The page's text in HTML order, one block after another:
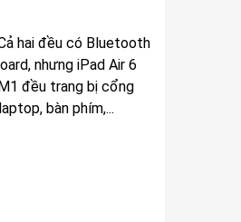
hai đều có Bluetooth
nhưng iPad Air 6
đều trang bị cổng
bàn phím,...